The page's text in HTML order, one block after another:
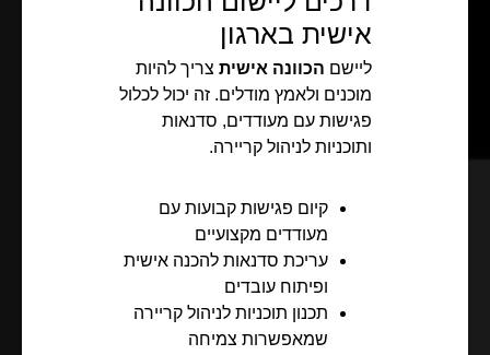
אישית בארגון
ליישם הכוונה אישית צריך להיות
מוכנים ולאמץ מודלים. זה יכול לכלול
פגישות עם מעודדים, סדנאות
ותוכניות לניהול קריירה.
קיום פגישות קבועות עם
מעודדים מקצועיים
עריכת סדנאות להכנה אישית
ופיתוח עובדים
תכנון תוכניות לניהול קריירה
שמאפשרות צמיחה